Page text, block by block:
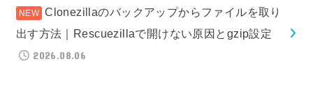
Clonezillaのバックアップからファイルを取り
出す方法｜Rescuezillaで開けない原因とgzip設定
2026.08.06